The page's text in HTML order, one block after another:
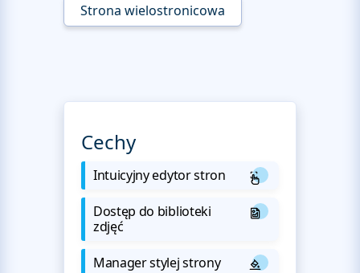
Strona wielostronicowa
Cechy
Intuicyjny edytor stron
Dostęp do biblioteki
zdjęć
Manager stylej strony